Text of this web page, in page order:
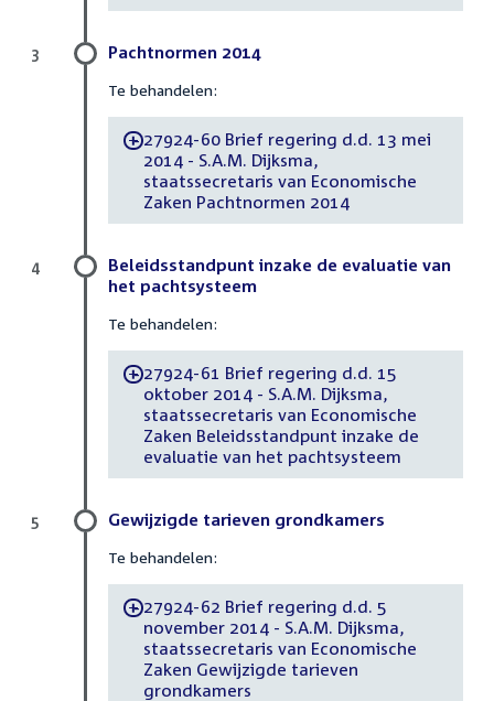
Pachtnormen 2014
Te behandelen:
-27924-60 Brief regering d.d. 13 mei
2014 - S.A.M. Dijksma,
staatssecretaris van Economische
Zaken Pachtnormen 2014
3
Beleidsstandpunt inzake de evaluatie van
het pachtsysteem
Te behandelen:
-27924-61 Brief regering d.d. 15
oktober 2014 - S.A.M. Dijksma,
staatssecretaris van Economische
Zaken Beleidsstandpunt inzake de
evaluatie van het pachtsysteem
4
Gewijzigde tarieven grondkamers
Te behandelen:
-27924-62 Brief regering d.d. 5
november 2014 - S.A.M. Dijksma,
staatssecretaris van Economische
Zaken Gewijzigde tarieven
grondkamers
5